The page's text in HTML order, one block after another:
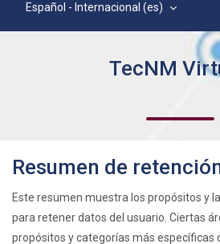
Español - Internacional ‎(es)‎
TecNM
Resumen de
Este resumen muestra los propósitos y
para retener datos del usuario. Ciertas
propósitos y categorías más específicas